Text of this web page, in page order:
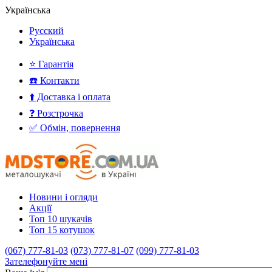
Українська
Русский
Українська
⭐ Гарантія
☎️ Контакти
⬆️ Доставка і оплата
❓ Розстрочка
✅ Обмін, повернення
Новини і огляди
Акції
Топ 10 шукачів
Топ 15 котушок
(067) 777-81-03 (073) 777-81-07 (099) 777-81-03
Зателефонуйте мені